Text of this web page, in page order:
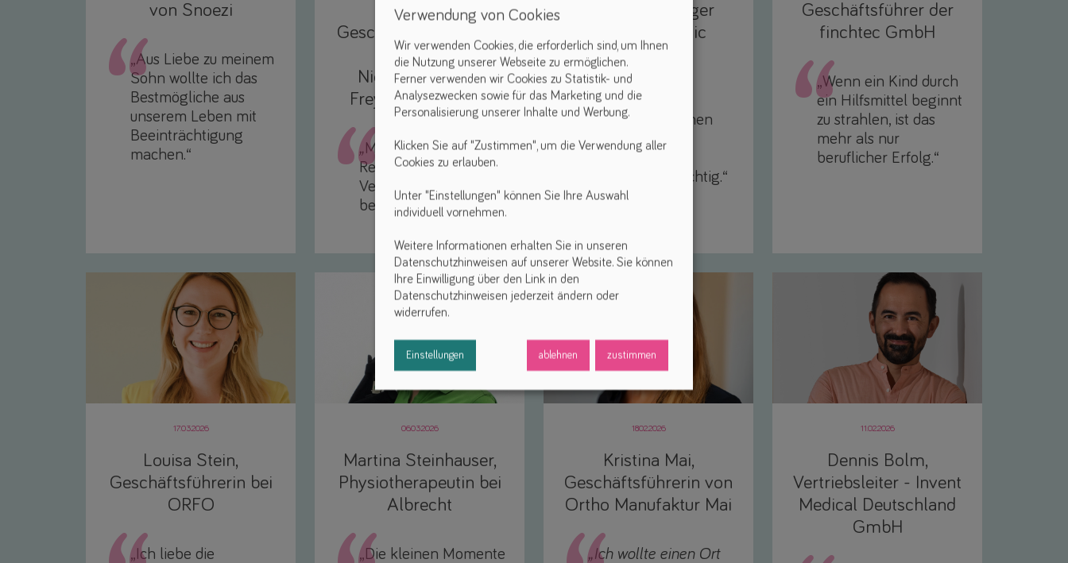
von Snoezi
„Aus Liebe zu meinem
Sohn wollte ich das
Bestmögliche aus
unserem Leben mit
Beeinträchtigung
machen.“
Neubauer,
Geschäftsführerin der
Handi-Move
Niederlassung in
Freystadt / Bayern
„ Mir sind Empathie,
Respekt und
Verlässlichkeit
besonders wichtig.”
Country Manager
Mercado Medic
„Wenn etwas
funktioniert
und den Menschen
hilft,
grundsätzlich richtig.“
Geschäftsführer der
finchtec GmbH
„Wenn ein Kind durch
ein Hilfsmittel beginnt
zu strahlen, ist das
mehr als nur
beruflicher Erfolg.“
17.03.2026
Louisa Stein,
Geschäftsführerin bei
ORFO
„Ich liebe die
06.03.2026
Martina Steinhauser,
Physiotherapeutin bei
Albrecht
„Die kleinen Momente
18.02.2026
Kristina Mai,
Geschäftsführerin von
Ortho Manufaktur Mai
„Ich wollte einen Ort
11.02.2026
Dennis Bolm,
Vertriebsleiter - Invent
Medical Deutschland
GmbH
Verwendung von Cookies
Wir verwenden Cookies, die erforderlich sind, um Ihnen
die Nutzung unserer Webseite zu ermöglichen.
Ferner verwenden wir Cookies zu Statistik- und
Analysezwecken sowie für das Marketing und die
Personalisierung unserer Inhalte und Werbung.
Klicken Sie auf "Zustimmen", um die Verwendung aller
Cookies zu erlauben.
Unter "Einstellungen" können Sie Ihre Auswahl
individuell vornehmen.
Weitere Informationen erhalten Sie in unseren
Datenschutzhinweisen auf unserer Website. Sie können
Ihre Einwilligung über den Link in den
Datenschutzhinweisen jederzeit ändern oder
widerrufen.
Einstellungen ablehnen zustimmen